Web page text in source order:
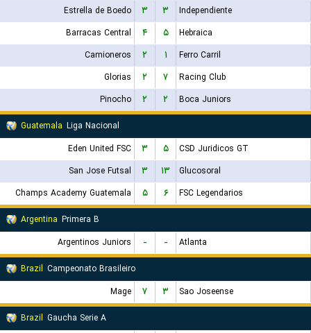
Estrella de Boedo
۳ ۳
Independiente
Barracas Central
۴ ۵
Hebraica
Camioneros
۲ ۱
Ferro Carril
Glorias
۲ ۷
Racing Club
Pinocho
۲ ۲
Boca Juniors
Guatemala Liga Nacional
Eden United FSC
۳ ۵
CSD Juridicos GT
San Jose Futsal
۳ ۱۳
Glucosoral
Champs Academy Guatemala
۵ ۶
FSC Legendarios
Argentina Primera B
Argentinos Juniors
- -
Atlanta
Brazil Campeonato Brasileiro
Mage
۷ ۳
Sao Joseense
Brazil Gaucha Serie A